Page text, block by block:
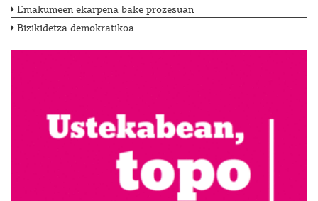
Emakumeen ekarpena bake prozesuan
Bizikidetza demokratikoa